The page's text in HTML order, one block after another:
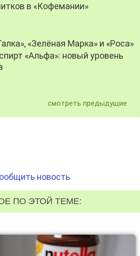
в «Кофемании»
«Зелёная Марка» и «Роса»
«Альфа»: новый уровень
смотреть предыдущие
новость
ПО ЭТОЙ ТЕМЕ: